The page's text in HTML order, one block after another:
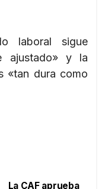
laboral sigue
ajustado» y la
«tan dura como
La CAF aprueba